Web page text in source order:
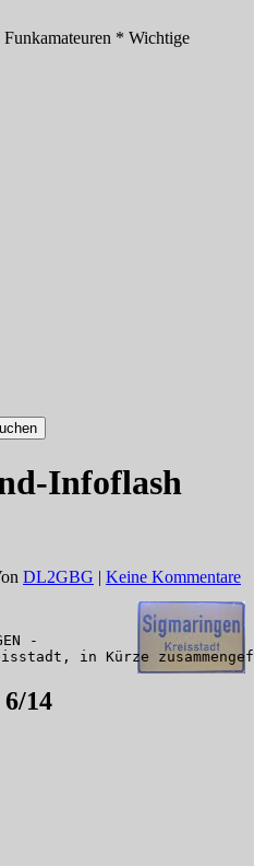
* Wichtige
Infoflash
DL2GBG | Keine Kommentare
-
in Kürze
14